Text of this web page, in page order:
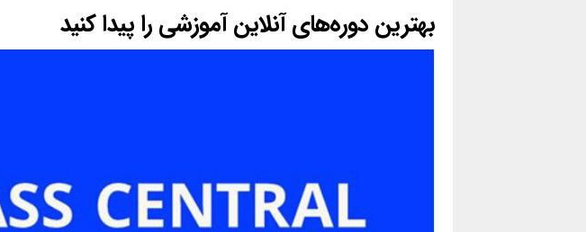
بهترین دوره‌های آنلاین آموزشی را پیدا کنید